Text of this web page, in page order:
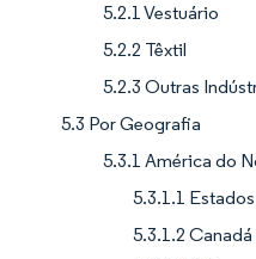
5.2.1 Vestuário
5.2.2 Têxtil
5.2.3 Outras
5.3 Por Geografia
5.3.1 América do
5.3.1.1
5.3.1.2 Canadá